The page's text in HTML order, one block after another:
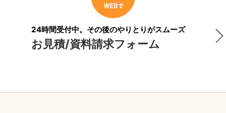
24時間受付中。その後のやりとりがスムーズ
お見積/資料請求フォーム